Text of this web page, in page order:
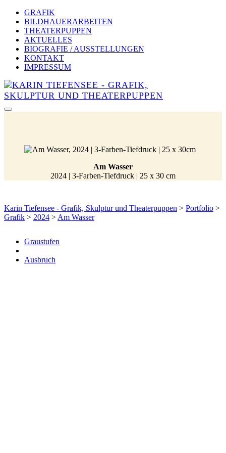
GRAFIK
BILDHAUERARBEITEN
THEATERPUPPEN
AKTUELLES
BIOGRAFIE / AUSSTELLUNGEN
KONTAKT
IMPRESSUM
Am Wasser
2024 | 3-Farben-Tiefdruck | 25 x 30 cm
Karin Tiefensee - Grafik, Skulptur und Theaterpuppen > Portfolio >
Grafik > 2024 > Am Wasser
Graustufen
Ausbruch